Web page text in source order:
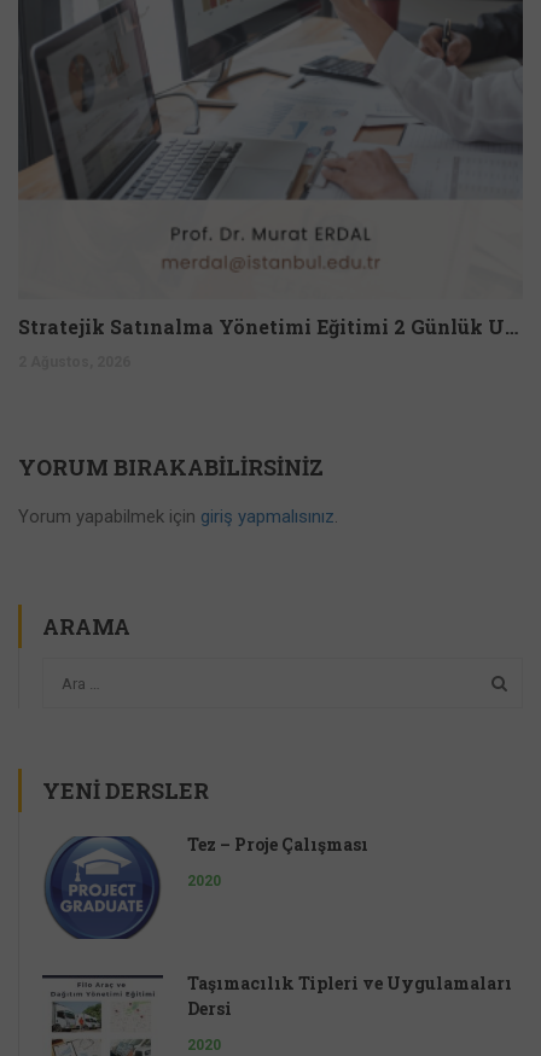
Stratejik Satınalma Yönetimi Eğitimi 2 Günlük Uzmanlık Programı
YORUM BIRAKABILIRSINIZ
Yorum yapabilmek için giriş yapmalısınız.
ARAMA
YENI DERSLER
Tez – Proje Çalışması
2020
Taşımacılık Tipleri ve Uygulamaları
Dersi
2020